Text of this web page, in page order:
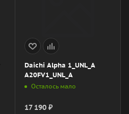
Daichi Alpha 1_UNL_A
A20FV1_UNL_A
Осталось мало
17 190₽